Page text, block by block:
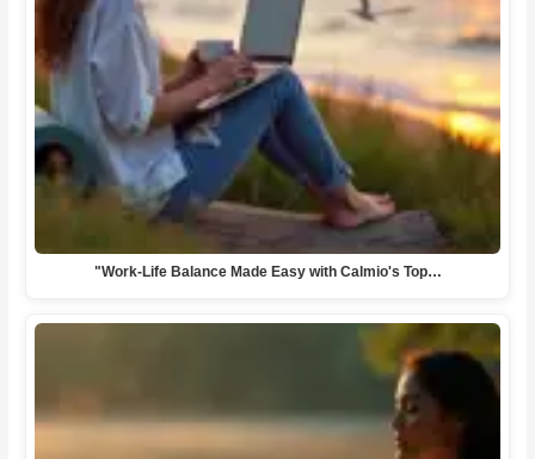
"Work-Life Balance Made Easy with Calmio's Top…